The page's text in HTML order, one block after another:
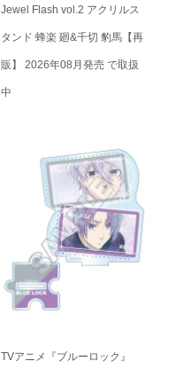
Jewel Flash vol.2 アクリルス
タンド 蜂楽 廻&千切 豹馬【再
販】 2026年08月発売 で取扱
中
TVアニメ『ブルーロック』